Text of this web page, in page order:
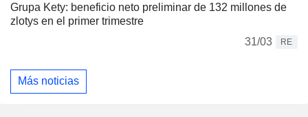
Grupa Kety: beneficio neto preliminar de 132 millones de
zlotys en el primer trimestre
31/03
RE
Más noticias